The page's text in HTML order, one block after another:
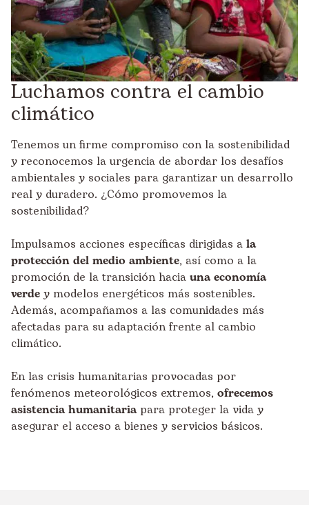
Luchamos contra el cambio
climático
Tenemos un firme compromiso con la sostenibilidad
y reconocemos la urgencia de abordar los desafíos
ambientales y sociales para garantizar un desarrollo
real y duradero. ¿Cómo promovemos la
sostenibilidad?
Impulsamos acciones específicas dirigidas a la
protección del medio ambiente, así como a la
promoción de la transición hacia una economía
verde y modelos energéticos más sostenibles.
Además, acompañamos a las comunidades más
afectadas para su adaptación frente al cambio
climático.
En las crisis humanitarias provocadas por
fenómenos meteorológicos extremos, ofrecemos
asistencia humanitariapara proteger la vida y
asegurar el acceso a bienes y servicios básicos.